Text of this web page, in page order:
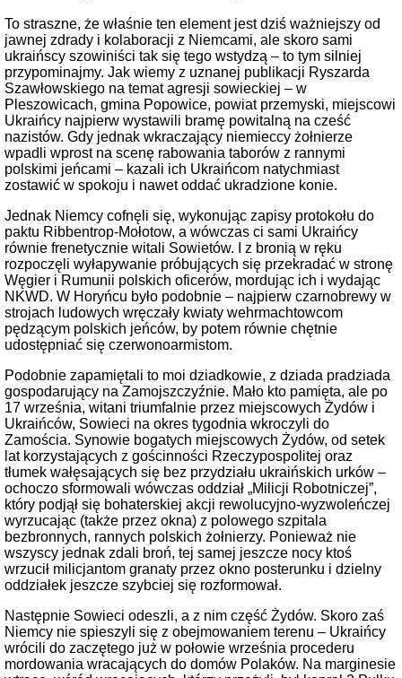
To straszne, że właśnie ten element jest dziś ważniejszy od
jawnej zdrady i kolaboracji z Niemcami, ale skoro sami
ukraińscy szowiniści tak się tego wstydzą – to tym silniej
przypominajmy. Jak wiemy z uznanej publikacji Ryszarda
Szawłowskiego na temat agresji sowieckiej – w
Pleszowicach, gmina Popowice, powiat przemyski, miejscowi
Ukraińcy najpierw wystawili bramę powitalną na cześć
nazistów. Gdy jednak wkraczający niemieccy żołnierze
wpadli wprost na scenę rabowania taborów z rannymi
polskimi jeńcami – kazali ich Ukraińcom natychmiast
zostawić w spokoju i nawet oddać ukradzione konie.
Jednak Niemcy cofnęli się, wykonując zapisy protokołu do
paktu Ribbentrop-Mołotow, a wówczas ci sami Ukraińcy
równie frenetycznie witali Sowietów. I z bronią w ręku
rozpoczęli wyłapywanie próbujących się przekradać w stronę
Węgier i Rumunii polskich oficerów, mordując ich i wydając
NKWD. W Horyńcu było podobnie – najpierw czarnobrewy w
strojach ludowych wręczały kwiaty wehrmachtowcom
pędzącym polskich jeńców, by potem równie chętnie
udostępniać się czerwonoarmistom.
Podobnie zapamiętali to moi dziadkowie, z dziada pradziada
gospodarujący na Zamojszczyźnie. Mało kto pamięta, ale po
17 września, witani triumfalnie przez miejscowych Żydów i
Ukraińców, Sowieci na okres tygodnia wkroczyli do
Zamościa. Synowie bogatych miejscowych Żydów, od setek
lat korzystających z gościnności Rzeczypospolitej oraz
tłumek wałęsających się bez przydziału ukraińskich urków –
ochoczo sformowali wówczas oddział „Milicji Robotniczej”,
który podjął się bohaterskiej akcji rewolucyjno-wyzwoleńczej
wyrzucając (także przez okna) z polowego szpitala
bezbronnych, rannych polskich żołnierzy. Ponieważ nie
wszyscy jednak zdali broń, tej samej jeszcze nocy ktoś
wrzucił milicjantom granaty przez okno posterunku i dzielny
oddziałek jeszcze szybciej się rozformował.
Następnie Sowieci odeszli, a z nim część Żydów. Skoro zaś
Niemcy nie spieszyli się z obejmowaniem terenu – Ukraińcy
wrócili do zaczętego już w połowie września procederu
mordowania wracających do domów Polaków. Na marginesie